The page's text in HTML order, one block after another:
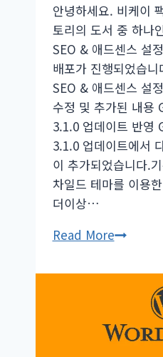
안녕하세요. 비케이
토리의 도서 중 하나
SEO & 애드센스 설
배포가 진행되었습
SEO & 애드센스 설
수정 및 추가된 내
3.1.0 업데이트 반
3.1.0 업데이트에서
이 추가되었습니다.
차일드 테마를 이용
더이상…
Read More워
프
블